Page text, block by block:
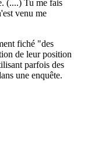
(....) Tu me fais
venu me
fiché "des
de leur position
parfois des
une enquête.